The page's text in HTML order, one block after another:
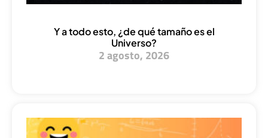
Y a todo esto, ¿de qué tamaño es el
Universo?
2 agosto, 2026